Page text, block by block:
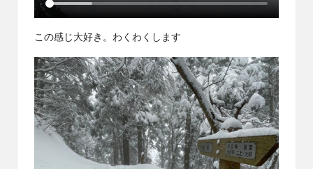
この感じ大好き。わくわくします